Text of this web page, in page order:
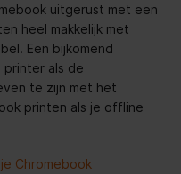
uitgerust met een
heel makkelijk met
Een bijkomend
als de
te zijn met het
printen als je offline
Chromebook